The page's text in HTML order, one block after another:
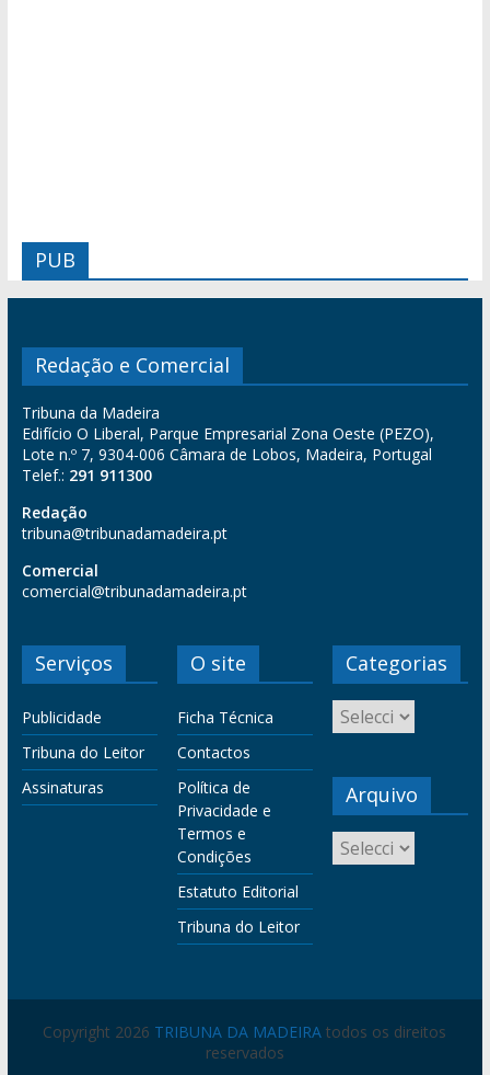
PUB
Redação e Comercial
Tribuna da Madeira
Edifício O Liberal, Parque Empresarial Zona Oeste (PEZO),
Lote n.º 7, 9304-006 Câmara de Lobos, Madeira, Portugal
Telef.: 291 911300
Redação
tribuna@tribunadamadeira.pt
Comercial
comercial@tribunadamadeira.pt
Serviços
Publicidade
Tribuna do Leitor
Assinaturas
O site
Ficha Técnica
Contactos
Política de
Privacidade e
Termos e
Condições
Estatuto Editorial
Tribuna do Leitor
Categorias
Arquivo
Copyright 2026 TRIBUNA DA MADEIRA todos os direitos
reservados